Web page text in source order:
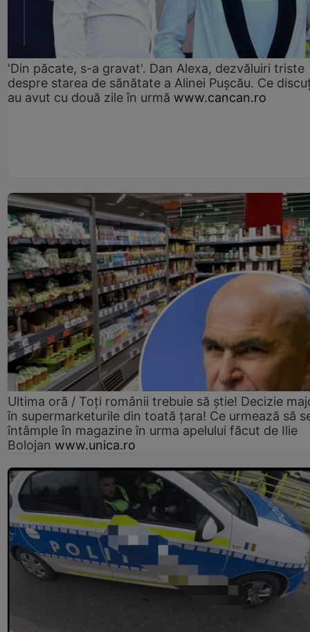
'Din păcate, s-a gravat'. Dan Alexa, dezvăluiri triste
despre starea de sănătate a Alinei Pușcău. Ce
au avut cu două zile în urmă www.cancan.ro
Ultima oră / Toți românii trebuie să știe! Decizie
în supermarketurile din toată țara! Ce urmează să
întâmple în magazine în urma apelului făcut de Ilie
Bolojan www.unica.ro